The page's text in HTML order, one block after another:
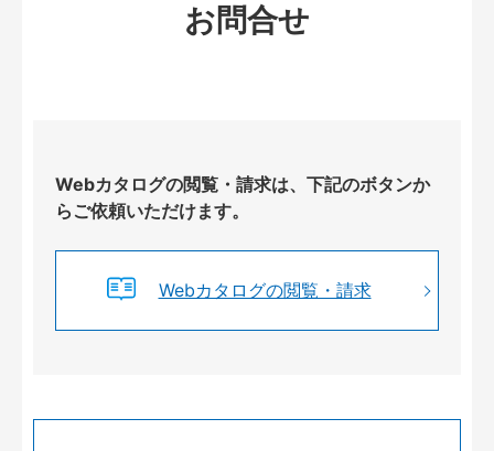
お問合せ
Webカタログの閲覧・請求は、下記のボタンか
らご依頼いただけます。
Webカタログの閲覧・請求